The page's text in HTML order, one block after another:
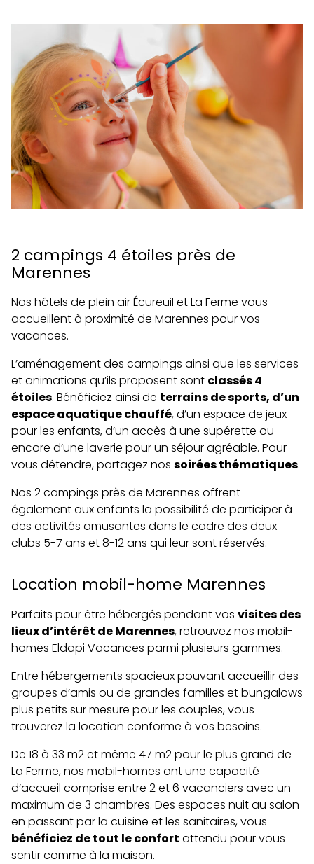
2 campings 4 étoiles près de
Marennes
Nos hôtels de plein air Écureuil et La Ferme vous
accueillent à proximité de Marennes pour vos
vacances.
L’aménagement des campings ainsi que les services
et animations qu’ils proposent sont classés 4
étoiles. Bénéficiez ainsi de terrains de sports, d’un
espace aquatique chauffé, d’un espace de jeux
pour les enfants, d’un accès à une supérette ou
encore d’une laverie pour un séjour agréable. Pour
vous détendre, partagez nos soirées thématiques.
Nos 2 campings près de Marennes offrent
également aux enfants la possibilité de participer à
des activités amusantes dans le cadre des deux
clubs 5-7 ans et 8-12 ans qui leur sont réservés.
Location mobil-home Marennes
Parfaits pour être hébergés pendant vos visites des
lieux d’intérêt de Marennes, retrouvez nos mobil-
homes Eldapi Vacances parmi plusieurs gammes.
Entre hébergements spacieux pouvant accueillir des
groupes d’amis ou de grandes familles et bungalows
plus petits sur mesure pour les couples, vous
trouverez la location conforme à vos besoins.
De 18 à 33 m2 et même 47 m2 pour le plus grand de
La Ferme, nos mobil-homes ont une capacité
d’accueil comprise entre 2 et 6 vacanciers avec un
maximum de 3 chambres. Des espaces nuit au salon
en passant par la cuisine et les sanitaires, vous
bénéficiez de tout le confort attendu pour vous
sentir comme à la maison.